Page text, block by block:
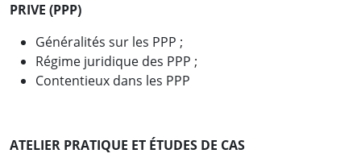
PRIVE (PPP)
Généralités sur les PPP ;
Régime juridique des PPP ;
Contentieux dans les PPP
ATELIER PRATIQUE ET ÉTUDES DE CAS